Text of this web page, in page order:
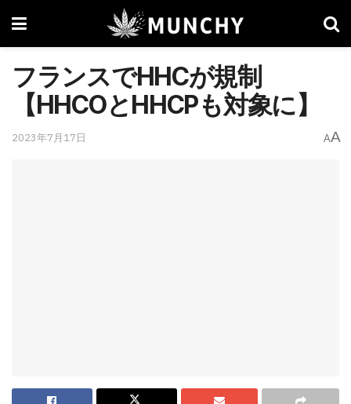
フランスでHHCが規制
【HHCOとHHCPも対象に】
2023年7月17日 AA